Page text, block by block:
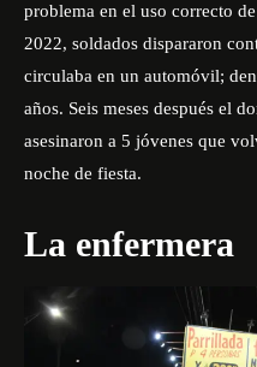
problema en el uso correcto
2022, soldados dispararon
circulaba en un automóvil;
años. Seis meses después el
asesinaron a 5 jóvenes que
noche de fiesta.
La enfermera